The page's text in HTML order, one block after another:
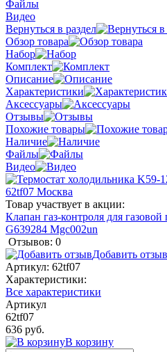
Файлы
Видео
Вернуться в раздел
Обзор товара
Набор
Комплект
Описание
Характеристики
Аксессуары
Отзывы
Похожие товары
Наличие
Файлы
Видео
Товар участвует в акции:
Клапан газ-контроля для
G639284 Mgc002un
Отзывов: 0
Добавить отзыв
Артикул: 62tf07
Характеристики:
Все характеристики
Артикул
62tf07
636 руб.
В корзину